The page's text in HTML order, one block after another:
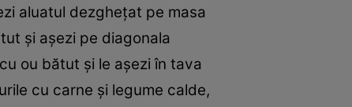
aluatul dezgheţat pe masa
şi aşezi pe diagonala
ou bătut şi le aşezi în tava
cu carne şi legume calde,